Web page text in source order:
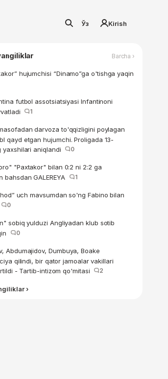
Ўз Kirish
Barcha ›
hujumchisi “Dinamo”ga o'tishga yaqin
futbol assotsiatsiyasi Infantinoni
1
darvoza to'qqizligini poylagan
qayd etgan hujumchi. Proligada 13-
yaxshilari aniqlandi
0
"Paxtakor" bilan 0:2 ni 2:2 ga
bahsdan GALEREYA
1
uch mavsumdan so'ng Fabino bilan
0
sobiq yulduzi Angliyadan klub sotib
0
Abdumajidov, Dumbuya, Boake
qilindi, bir qator jamoalar vakillari
- Tartib-intizom qo'mitasi
2
›